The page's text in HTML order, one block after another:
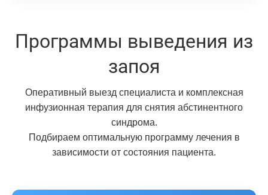
Программы выведения из
запоя
Оперативный выезд специалиста и комплексная
инфузионная терапия для снятия абстинентного
синдрома.
Подбираем оптимальную программу лечения в
зависимости от состояния пациента.